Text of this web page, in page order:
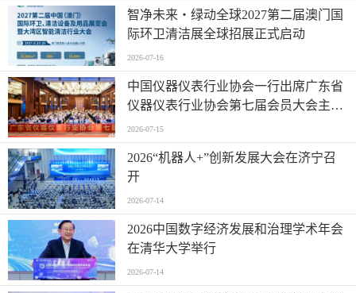
智净未来・绿动全球2027第二届澳门国
际环卫清洁展全球招展正式启动
2026-07-16
中国仪器仪表行业协会一行出席广东省
仪器仪表行业协会第七届会员大会主题
活动并进行走访交流
2026-07-15
2026“机器人+”创新发展大会在济宁召
开
2026-07-14
2026中国数字经济发展和治理学术年会
在清华大学举行
2026-07-14